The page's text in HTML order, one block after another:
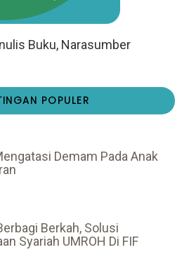
Buku, Narasumber
POPULER
Demam Pada Anak
Berkah, Solusi
Syariah UMROH Di FIF